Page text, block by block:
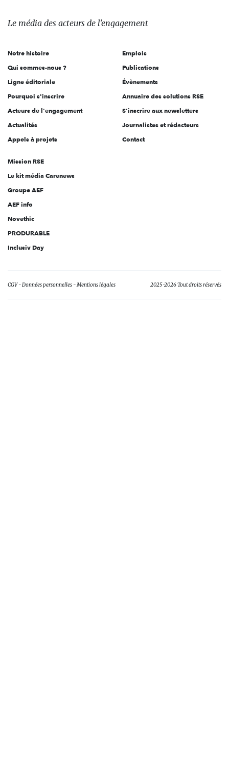
des
l'engagement
Le média des acteurs de l'engagement
Notre histoire
Qui sommes-nous ?
Ligne éditoriale
Pourquoi s'inscrire
Acteurs de l'engagement
Actualités
Appels à projets
Emplois
Publications
Évènements
Annuaire des solutions RSE
S'inscrire aux newsletters
Journalistes et rédacteurs
Contact
Mission RSE
Le kit média Carenews
Groupe AEF
AEF info
Novethic
PRODURABLE
Inclusiv Day
CGV Données personnelles Mentions légales 2025-2026 Tout droits réservés